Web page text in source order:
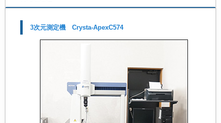
3次元測定機 Crysta-ApexC574